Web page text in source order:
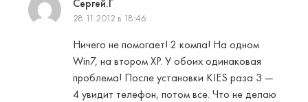
28.11.2012 в 18:46
Ничего не помогает! 2 компа! На одном
Win7, на втором ХР. У обоих одинаковая
проблема! После установки KIES раза 3 —
4 увидит телефон, потом все. Что не делаю